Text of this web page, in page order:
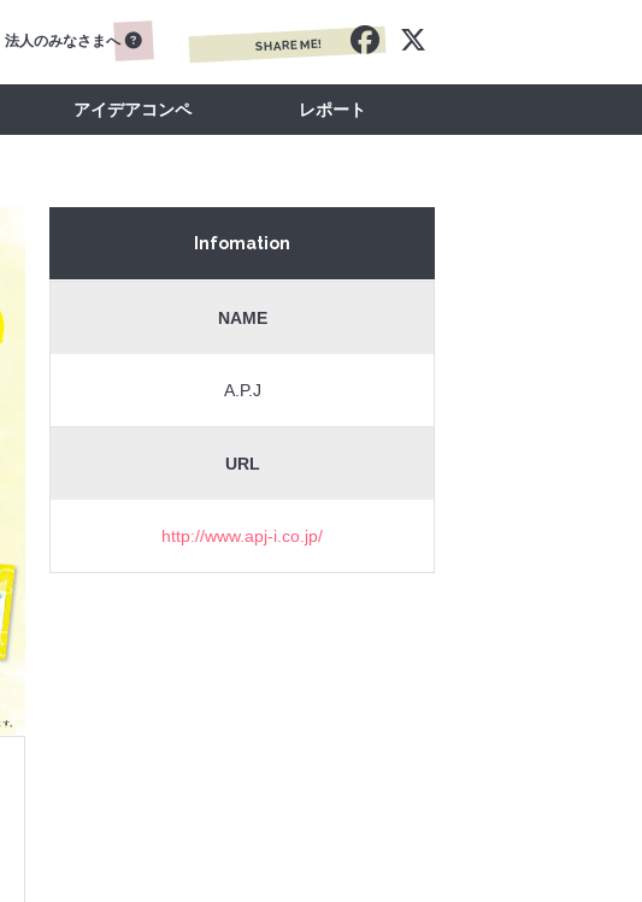
アイデアコンペ レポート
法人のみなさまへ SHARE ME!
Infomation
NAME
A.P.J
URL
http://www.apj-i.co.jp/